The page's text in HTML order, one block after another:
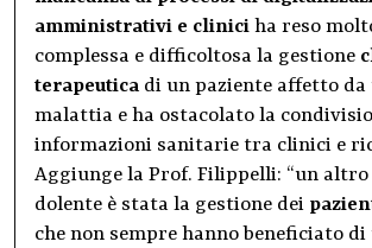
amministrativi e clinici ha reso
complessa e difficoltosa la gestione
terapeutica di un paziente affetto da
malattia e ha ostacolato la
informazioni sanitarie tra clinici e
Aggiunge la Prof. Filippelli: “un
dolente è stata la gestione dei
che non sempre hanno beneficiato di